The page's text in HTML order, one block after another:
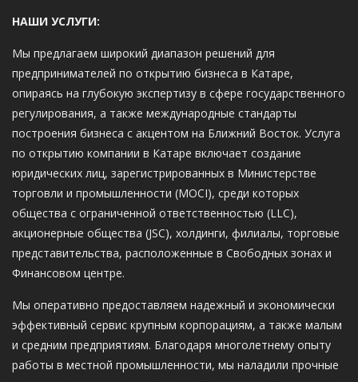
НАШИ УСЛУГИ:
Мы предлагаем широкий диапазон решений для
предпринимателей по открытию бизнеса в Катаре,
опираясь на глубокую экспертизу в сфере государственного
регулирования, а также международные стандарты
построения бизнеса с акцентом на Ближний Восток. Услуга
по открытию компании в Катаре включает создание
юридических лиц, зарегистрированных в Министерстве
торговли и промышленности (MOCI), среди которых
общества с ограниченной ответственностью (LLC),
акционерные общества (JSC), холдинги, филиалы, торговые
представительства, расположенные в Свободных зонах и
Финансовом центре.
Мы оперативно предоставляем надежный и экономически
эффективный сервис крупным корпорациям, а также малым
и средним предприятиям. Благодаря многолетнему опыту
работы в местной промышленности, мы наладили прочные